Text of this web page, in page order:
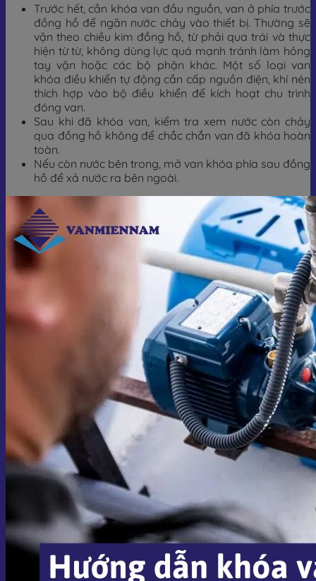
Trước hết, cần khóa van đầu nguồn, van ở phía trước
đồng hồ để ngăn nước chảy vào thiết bị. Thường sẽ
vặn theo chiều kim đồng hồ, từ phải qua trái và thực
hiện từ từ, không dùng lực quá mạnh tránh làm hỏng
tay vặn hoặc các bộ phận khác. Một số loại van
khóa điều khiển tự động cần cấp nguồn điện, khí nén
thích hợp vào bộ điều khiển để kích hoạt chu trình
đóng van.
Sau khi đã khóa van, kiểm tra xem nước còn chảy
qua đồng hồ không để chắc chắn van đã khóa hoàn
toàn.
Nếu còn nước bên trong, mở van khóa phía sau đồng
hồ để xả nước ra bên ngoài.